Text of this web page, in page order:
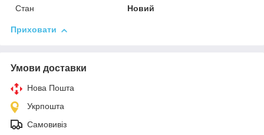
Стан
Новий
Приховати
Умови доставки
Нова Пошта
Укрпошта
Самовивіз